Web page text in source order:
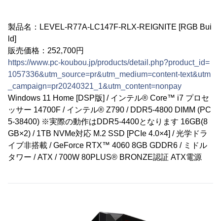
製品名：LEVEL-R77A-LC147F-RLX-REIGNITE [RGB Bui
ld]
販売価格：252,700円
https://www.pc-koubou.jp/products/detail.php?product_id=
1057336&utm_source=pr&utm_medium=content-text&utm
_campaign=pr20240321_1&utm_content=nonpay
Windows 11 Home [DSP版] / インテル® Core™ i7 プロセ
ッサー 14700F / インテル® Z790 / DDR5-4800 DIMM (PC
5-38400) ※実際の動作はDDR5-4400となります 16GB(8
GB×2) / 1TB NVMe対応 M.2 SSD [PCIe 4.0×4] / 光学ドラ
イブ非搭載 / GeForce RTX™ 4060 8GB GDDR6 / ミドル
タワー / ATX / 700W 80PLUS® BRONZE認証 ATX電源